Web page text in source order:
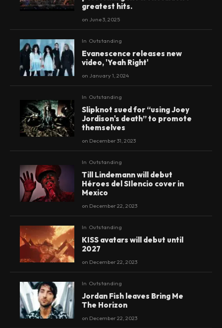
greatest hits.
on June 3, 2025
In Outstanding
Evanescence releases new
video, 'Yeah Right'
on January 1, 2024
In Outstanding
Slipknot sued for “using Joey
Jordison's death” to promote
themselves
on December 31, 2023
In Outstanding
Till Lindemann will debut
Héroes del SIlencio cover in
Mexico
on December 22, 2023
In Outstanding
KISS avatars will debut until
2027
on December 22, 2023
In Outstanding
Jordan Fish leaves Bring Me
The Horizon
on December 22, 2023